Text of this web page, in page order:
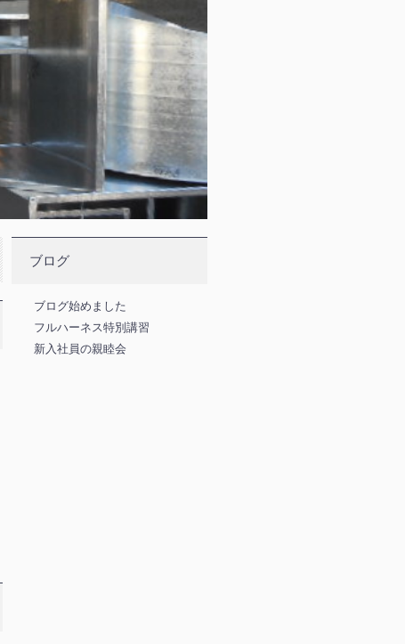
ブログ
ブログ始めました
フルハーネス特別講習
新入社員の親睦会